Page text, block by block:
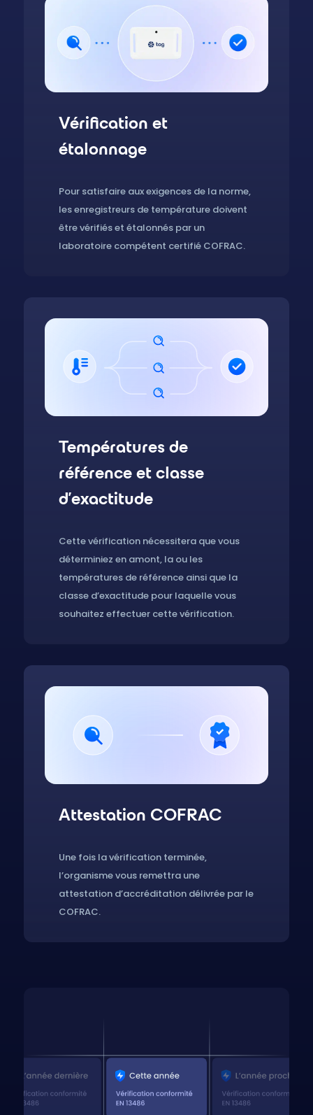
Vérification et
étalonnage
Pour satisfaire aux exigences de la norme,
les enregistreurs de température doivent
être vérifiés et étalonnés par un
laboratoire compétent certifié COFRAC.
Températures de
référence et classe
d’exactitude
Cette vérification nécessitera que vous
déterminiez en amont, la ou les
températures de référence ainsi que la
classe d’exactitude pour laquelle vous
souhaitez effectuer cette vérification.
Attestation COFRAC
Une fois la vérification terminée,
l’organisme vous remettra une
attestation d’accréditation délivrée par le
COFRAC.